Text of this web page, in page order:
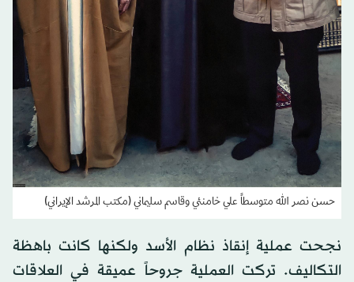
حسن نصر الله متوسطاً علي خامنئي وقاسم سليماني (مكتب المرشد الإيراني)
نجحت عملية إنقاذ نظام الأسد ولكنها كانت باهظة
التكاليف. تركت العملية جروحاً عميقة في العلاقات